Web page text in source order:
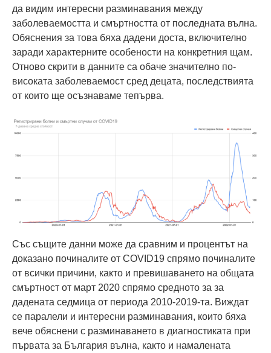
да видим интересни разминавания между
заболеваемостта и смъртността от последната вълна.
Обяснения за това бяха дадени доста, включително
заради характерните особености на конкретния щам.
Отново скрити в данните са обаче значително по-
високата заболеваемост сред децата, последствията
от които ще осъзнаваме тепърва.
Със същите данни може да сравним и процентът на
доказано починалите от COVID19 спрямо починалите
от всички причини, както и превишаването на общата
смъртност от март 2020 спрямо средното за за
дадената седмица от периода 2010-2019-та. Виждат
се паралели и интересни разминавания, които бяха
вече обяснени с разминаването в диагностиката при
първата за България вълна, както и намалената